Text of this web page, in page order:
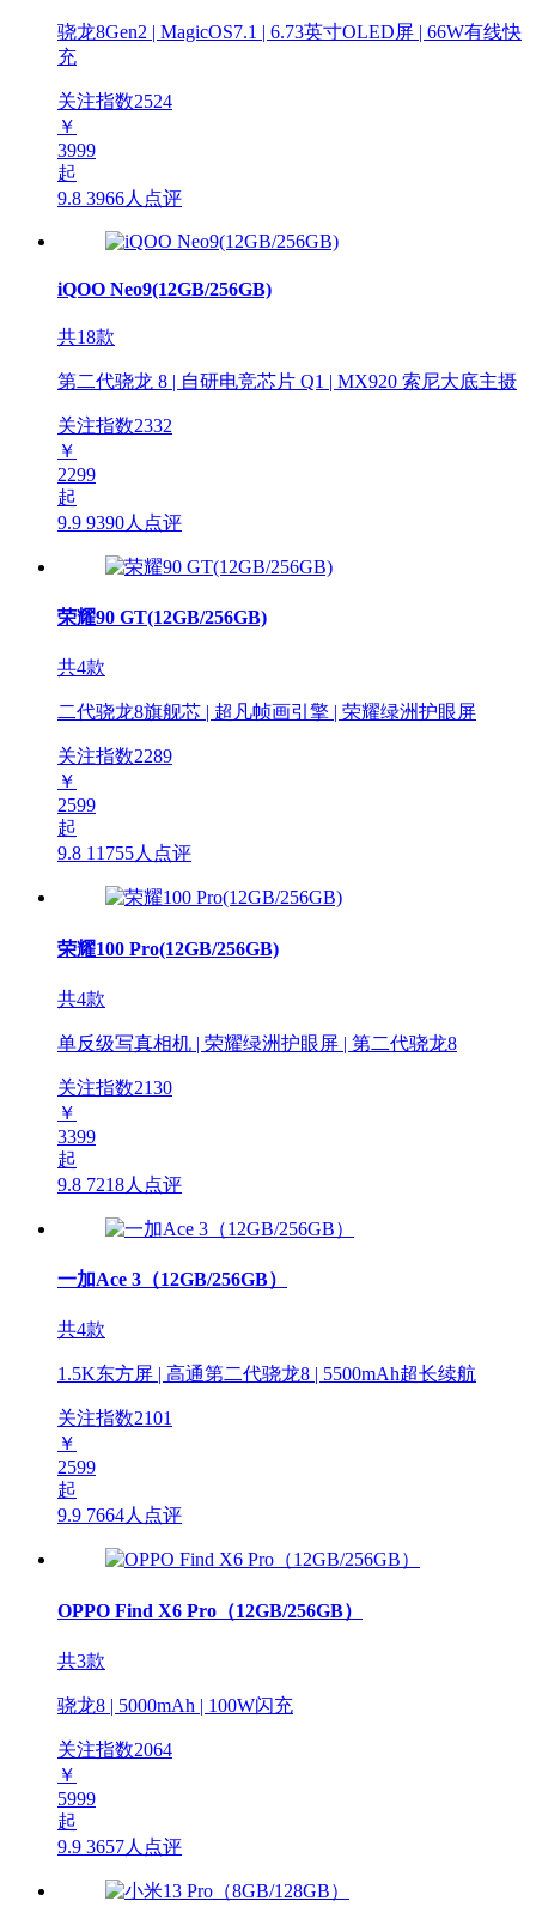
骁龙8Gen2 | MagicOS7.1 | 6.73英寸OLED屏 | 66W有线快
充
关注指数2524
￥
3999
起
9.8 3966人点评
iQOO Neo9(12GB/256GB)
共18款
第二代骁龙 8 | 自研电竞芯片 Q1 | MX920 索尼大底主摄
关注指数2332
￥
2299
起
9.9 9390人点评
荣耀90 GT(12GB/256GB)
共4款
二代骁龙8旗舰芯 | 超凡帧画引擎 | 荣耀绿洲护眼屏
关注指数2289
￥
2599
起
9.8 11755人点评
荣耀100 Pro(12GB/256GB)
共4款
单反级写真相机 | 荣耀绿洲护眼屏 | 第二代骁龙8
关注指数2130
￥
3399
起
9.8 7218人点评
一加Ace 3（12GB/256GB）
共4款
1.5K东方屏 | 高通第二代骁龙8 | 5500mAh超长续航
关注指数2101
￥
2599
起
9.9 7664人点评
OPPO Find X6 Pro（12GB/256GB）
共3款
骁龙8 | 5000mAh | 100W闪充
关注指数2064
￥
5999
起
9.9 3657人点评